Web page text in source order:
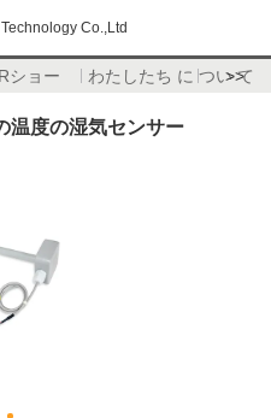
Co.,Ltd
ショー わたしたち に つい て
>>
温度の湿気センサー